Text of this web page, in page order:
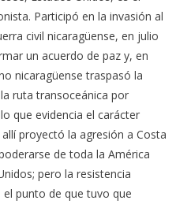
Participó en la invasión al
civil nicaragüense, en julio
un acuerdo de paz y, en
nicaragüense traspasó la
ruta transoceánica por
que evidencia el carácter
proyectó la agresión a Costa
de toda la América
pero la resistencia
punto de que tuvo que